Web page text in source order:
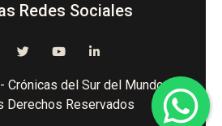
Redes Sociales
Crónicas del Sur del Mundo -
Derechos Reservados